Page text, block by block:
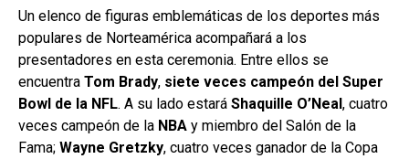
Un elenco de figuras emblemáticas de los deportes más
populares de Norteamérica acompañará a los
presentadores en esta ceremonia. Entre ellos se
encuentra Tom Brady, siete veces campeón del Super
Bowl de la NFL. A su lado estará Shaquille O’Neal, cuatro
veces campeón de la NBA y miembro del Salón de la
Fama; Wayne Gretzky, cuatro veces ganador de la Copa